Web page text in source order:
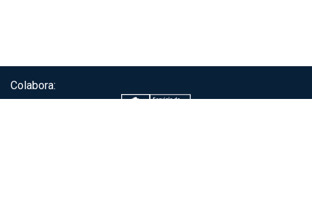
Colabora: